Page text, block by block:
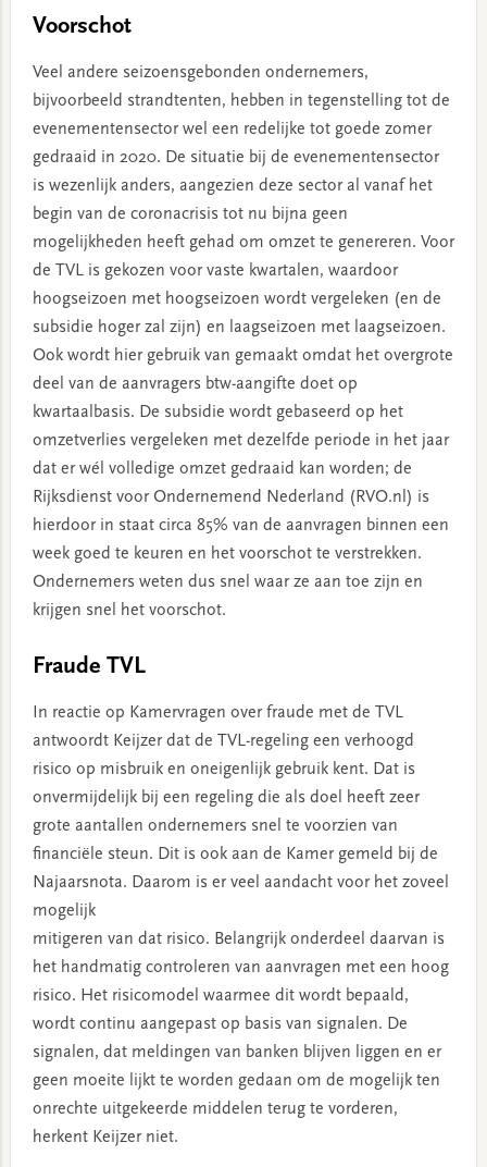
Voorschot
Veel andere seizoensgebonden ondernemers,
bijvoorbeeld strandtenten, hebben in tegenstelling tot de
evenementensector wel een redelijke tot goede zomer
gedraaid in 2020. De situatie bij de evenementensector
is wezenlijk anders, aangezien deze sector al vanaf het
begin van de coronacrisis tot nu bijna geen
mogelijkheden heeft gehad om omzet te genereren. Voor
de TVL is gekozen voor vaste kwartalen, waardoor
hoogseizoen met hoogseizoen wordt vergeleken (en de
subsidie hoger zal zijn) en laagseizoen met laagseizoen.
Ook wordt hier gebruik van gemaakt omdat het overgrote
deel van de aanvragers btw-aangifte doet op
kwartaalbasis. De subsidie wordt gebaseerd op het
omzetverlies vergeleken met dezelfde periode in het jaar
dat er wél volledige omzet gedraaid kan worden; de
Rijksdienst voor Ondernemend Nederland (RVO.nl) is
hierdoor in staat circa 85% van de aanvragen binnen een
week goed te keuren en het voorschot te verstrekken.
Ondernemers weten dus snel waar ze aan toe zijn en
krijgen snel het voorschot.
Fraude TVL
In reactie op Kamervragen over fraude met de TVL
antwoordt Keijzer dat de TVL-regeling een verhoogd
risico op misbruik en oneigenlijk gebruik kent. Dat is
onvermijdelijk bij een regeling die als doel heeft zeer
grote aantallen ondernemers snel te voorzien van
financiële steun. Dit is ook aan de Kamer gemeld bij de
Najaarsnota. Daarom is er veel aandacht voor het zoveel
mogelijk
mitigeren van dat risico. Belangrijk onderdeel daarvan is
het handmatig controleren van aanvragen met een hoog
risico. Het risicomodel waarmee dit wordt bepaald,
wordt continu aangepast op basis van signalen. De
signalen, dat meldingen van banken blijven liggen en er
geen moeite lijkt te worden gedaan om de mogelijk ten
onrechte uitgekeerde middelen terug te vorderen,
herkent Keijzer niet.